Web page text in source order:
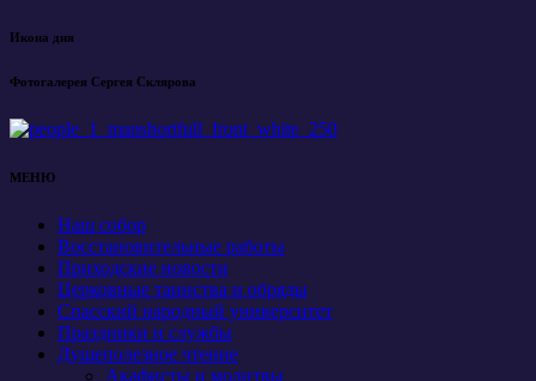
Икона дня
Фотогалерея Сергея Склярова
МЕНЮ
Наш собор
Восстановительные работы
Приходские новости
Церковные таинства и обряды
Спасский народный университет
Праздники и службы
Душеполезное чтение
Акафисты и молитвы